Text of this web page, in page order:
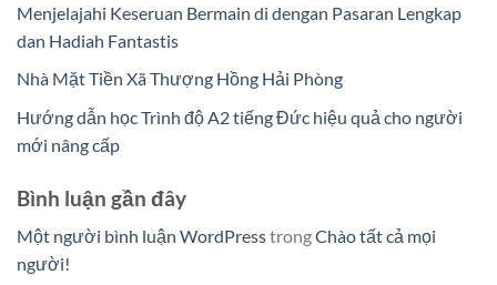
Menjelajahi Keseruan Bermain di dengan Pasaran Lengkap
dan Hadiah Fantastis
Nhà Mặt Tiền Xã Thượng Hồng Hải Phòng
Hướng dẫn học Trình độ A2 tiếng Đức hiệu quả cho người
mới nâng cấp
Bình luận gần đây
Một người bình luận WordPresstrongChào tất cả mọi
người!